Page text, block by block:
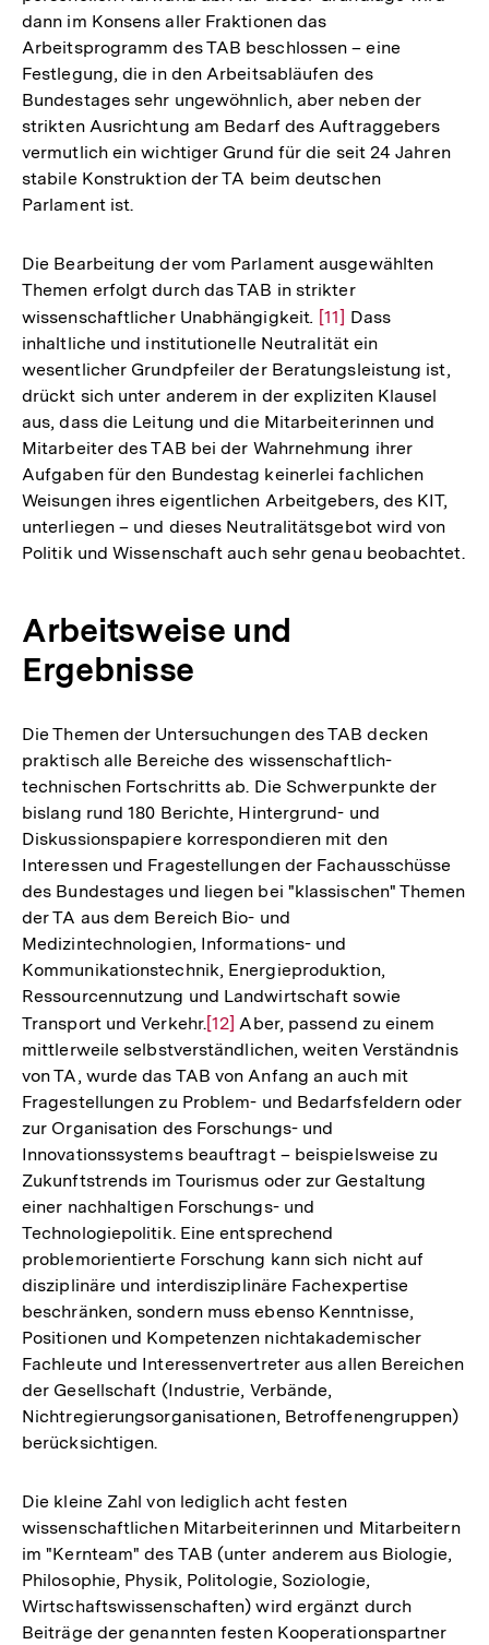
dann im Konsens aller Fraktionen das
Arbeitsprogramm des TAB beschlossen – eine
Festlegung, die in den Arbeitsabläufen des
Bundestages sehr ungewöhnlich, aber neben der
strikten Ausrichtung am Bedarf des Auftraggebers
vermutlich ein wichtiger Grund für die seit 24 Jahren
stabile Konstruktion der TA beim deutschen
Parlament ist.
Die Bearbeitung der vom Parlament ausgewählten
Themen erfolgt durch das TAB in strikter
wissenschaftlicher Unabhängigkeit. Zur
Auflösung
der
Fußnote
[11] Dass
inhaltliche und institutionelle Neutralität ein
wesentlicher Grundpfeiler der Beratungsleistung ist,
drückt sich unter anderem in der expliziten Klausel
aus, dass die Leitung und die Mitarbeiterinnen und
Mitarbeiter des TAB bei der Wahrnehmung ihrer
Aufgaben für den Bundestag keinerlei fachlichen
Weisungen ihres eigentlichen Arbeitgebers, des KIT,
unterliegen – und dieses Neutralitätsgebot wird von
Politik und Wissenschaft auch sehr genau beobachtet.
Arbeitsweise und
Ergebnisse
Die Themen der Untersuchungen des TAB decken
praktisch alle Bereiche des wissenschaftlich-
technischen Fortschritts ab. Die Schwerpunkte der
bislang rund 180 Berichte, Hintergrund- und
Diskussionspapiere korrespondieren mit den
Interessen und Fragestellungen der Fachausschüsse
des Bundestages und liegen bei "klassischen" Themen
der TA aus dem Bereich Bio- und
Medizintechnologien, Informations- und
Kommunikationstechnik, Energieproduktion,
Ressourcennutzung und Landwirtschaft sowie
Transport und Verkehr.Zur
Auflösung
der
Fußnote
[12] Aber, passend zu einem
mittlerweile selbstverständlichen, weiten Verständnis
von TA, wurde das TAB von Anfang an auch mit
Fragestellungen zu Problem- und Bedarfsfeldern oder
zur Organisation des Forschungs- und
Innovationssystems beauftragt – beispielsweise zu
Zukunftstrends im Tourismus oder zur Gestaltung
einer nachhaltigen Forschungs- und
Technologiepolitik. Eine entsprechend
problemorientierte Forschung kann sich nicht auf
disziplinäre und interdisziplinäre Fachexpertise
beschränken, sondern muss ebenso Kenntnisse,
Positionen und Kompetenzen nichtakademischer
Fachleute und Interessenvertreter aus allen Bereichen
der Gesellschaft (Industrie, Verbände,
Nichtregierungsorganisationen, Betroffenengruppen)
berücksichtigen.
Die kleine Zahl von lediglich acht festen
wissenschaftlichen Mitarbeiterinnen und Mitarbeitern
im "Kernteam" des TAB (unter anderem aus Biologie,
Philosophie, Physik, Politologie, Soziologie,
Wirtschaftswissenschaften) wird ergänzt durch
Beiträge der genannten festen Kooperationspartner